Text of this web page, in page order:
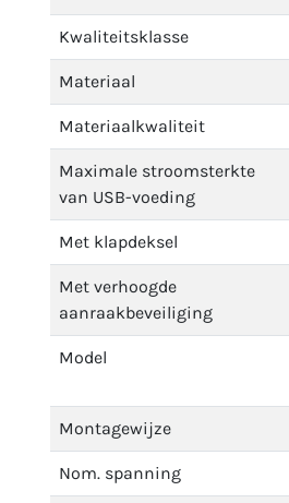
Kwaliteitsklasse
Materiaal
Materiaalkwaliteit
Maximale stroomsterkte
van USB-voeding
Met klapdeksel
Met verhoogde
aanraakbeveiliging
Model
Montagewijze
Nom. spanning